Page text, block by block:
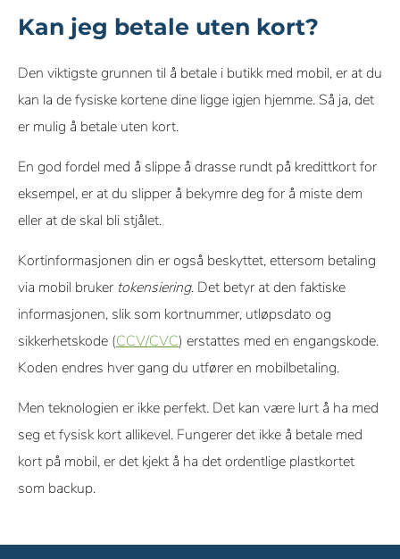
åikkestøtte digitale lommebøker.
løsninger for kontaktløs betaling. Et eksempel på dette er
med telefon.
Kan jeg betale uten kort?
Den viktigste grunnen til å betale i butikk med mobil, er at du
kan la de fysiske kortene dine ligge igjen hjemme. Så ja, det
er mulig å betale uten kort.
En god fordel med å slippe å drasse rundt på kredittkort for
eksempel, er at du slipper å bekymre deg for å miste dem
eller at de skal bli stjålet.
Kortinformasjonen din er også beskyttet, ettersom betaling
via mobil bruker tokensiering. Det betyr at den faktiske
informasjonen, slik som kortnummer, utløpsdato og
sikkerhetskode (CCV/CVC) erstattes med en engangskode.
Koden endres hver gang du utfører en mobilbetaling.
Men teknologien er ikke perfekt. Det kan være lurt å ha med
seg et fysisk kort allikevel. Fungerer det ikke å betale med
kort på mobil, er det kjekt å ha det ordentlige plastkortet
som backup.